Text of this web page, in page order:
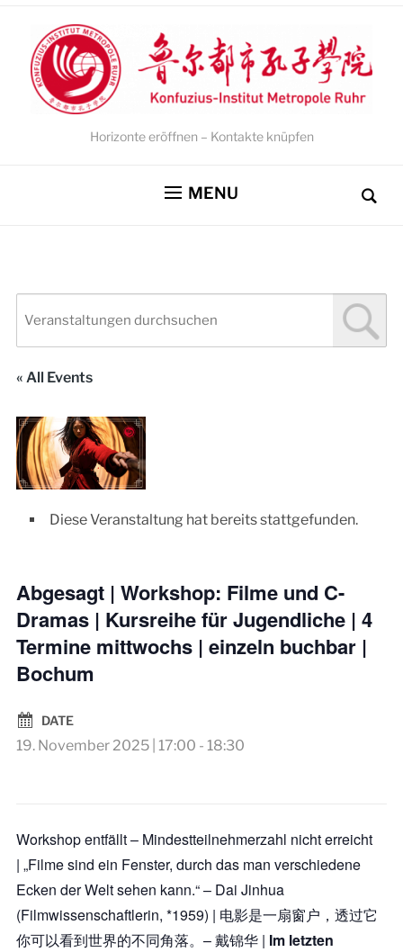
Horizonte eröffnen – Kontakte knüpfen
MENU
« All Events
Diese Veranstaltung hat bereits stattgefunden.
Abgesagt | Workshop: Filme und C-
Dramas | Kursreihe für Jugendliche | 4
Termine mittwochs | einzeln buchbar |
Bochum
DATE
19. November 2025 | 17:00 - 18:30
Workshop entfällt – Mindestteilnehmerzahl nicht erreicht
| „Filme sind ein Fenster, durch das man verschiedene
Ecken der Welt sehen kann.“ – Dai Jinhua
(Filmwissenschaftlerin, *1959) | 电影是一扇窗户，透过它
你可以看到世界的不同角落。– 戴锦华 | Im letzten